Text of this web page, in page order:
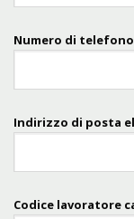
Numero di
Indirizzo di posta
Codice lavoratore